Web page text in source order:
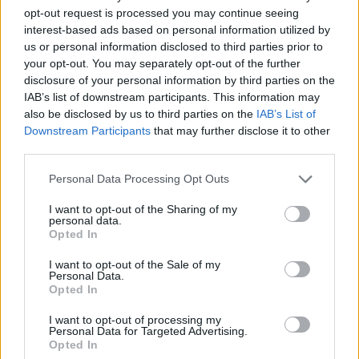
opt-out request is processed you may continue seeing
interest-based ads based on personal information utilized by
us or personal information disclosed to third parties prior to
your opt-out. You may separately opt-out of the further
disclosure of your personal information by third parties on the
IAB’s list of downstream participants. This information may
also be disclosed by us to third parties on the IAB’s List of
Downstream Participants that may further disclose it to other
Personal Data Processing Opt Outs
I want to opt-out of the Sharing of my
personal data.
Opted In
I want to opt-out of the Sale of my
Personal Data.
Opted In
I want to opt-out of processing my
Personal Data for Targeted Advertising.
Opted In
Сепак, организаторите на свадби „Ланца и
Баучина Лимитед“ тврдат дека од самиот
почеток имале јасни инструкции од своите
клиенти за тоа како да го минимизираат
влијанието врз градот и да вработат што е
можно повеќе локални жители. Тие додадоа
дека Безос и Санчез донирале средства на
Градоначалникот на Венеција, Луиџи Бруњаро,
оваа раскошна свадба.
„Горди сме што ја избраа Венеција. Таа
повторно се докажува како глобална сцена“,
рече тој.
Свадбената церемонија ќе биде само еден од
трите формални настани на различни локации.
Гала вечерта е закажана за 26 јуни во приватен
манастир до Лидо (веројатно во Chiostro della